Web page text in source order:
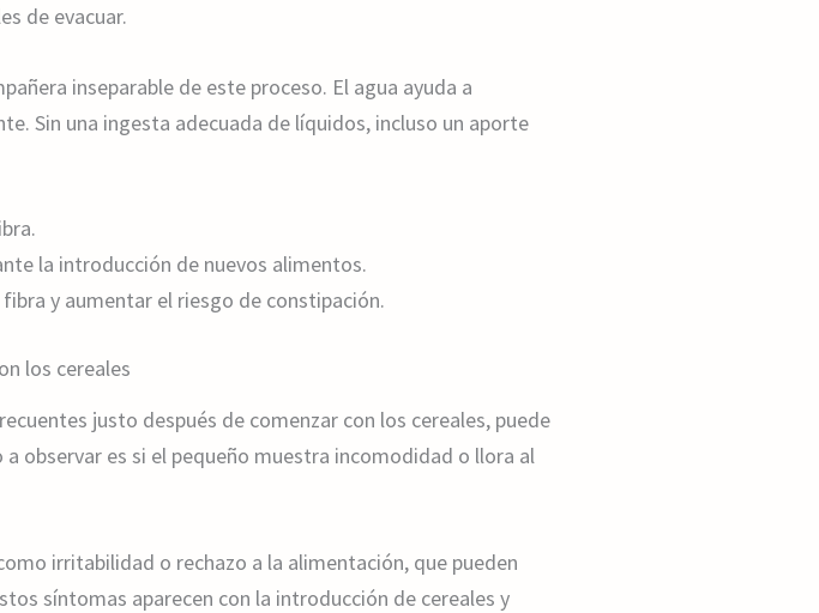
de evacuar.
inseparable de este proceso. El agua ayuda a
Sin una ingesta adecuada de líquidos, incluso un aporte
la introducción de nuevos alimentos.
y aumentar el riesgo de constipación.
los cereales
justo después de comenzar con los cereales, puede
observar es si el pequeño muestra incomodidad o llora al
irritabilidad o rechazo a la alimentación, que pueden
síntomas aparecen con la introducción de cereales y